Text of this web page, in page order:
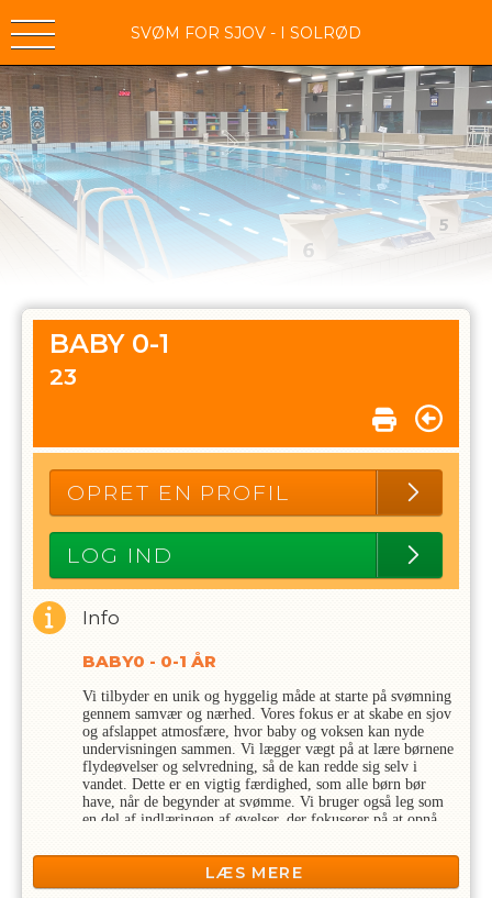
SVØM FOR SJOV - I SOLRØD
BABY 0-1
23
OPRET EN PROFIL
LOG IND
Info
BABY0 - 0-1 ÅR
Vi tilbyder en unik og hyggelig måde at starte på svømning
gennem samvær og nærhed. Vores fokus er at skabe en sjov
og afslappet atmosfære, hvor baby og voksen kan nyde
undervisningen sammen. Vi lægger vægt på at lære børnene
flydeøvelser og selvredning, så de kan redde sig selv i
vandet. Dette er en vigtig færdighed, som alle børn bør
have, når de begynder at svømme. Vi bruger også leg som
en del af indlæringen af øvelser, der fokuserer på at opnå
fremdrift.
Svømningen foregår helt på børnenes præmisser
LÆS MERE